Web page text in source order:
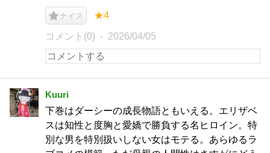
ナイス ★4
コメント(0) 2026/04/05
Kuuri
下巻はダーシーの成長物語ともいえる。エリザベ
スは知性と度胸と愛嬌で勝負する名ヒロイン。特
別な男を特別扱いしない女はモテる。あらゆるラ